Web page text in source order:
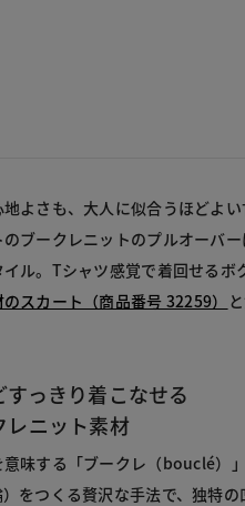
よさも、大人に似合うほどよ
ブークレニットのプルオーバ
ル。Tシャツ感覚で着回せるボ
スカート（商品番号 32259）
っきり着こなせる
レニット素材
味する「ブークレ（bouclé）
をつくる贅沢な手法で、独特